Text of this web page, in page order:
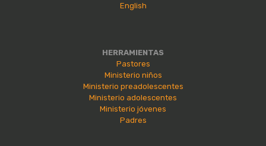
English
HERRAMIENTAS
Pastores
Ministerio niños
Ministerio preadolescentes
Ministerio adolescentes
Ministerio jóvenes
Padres